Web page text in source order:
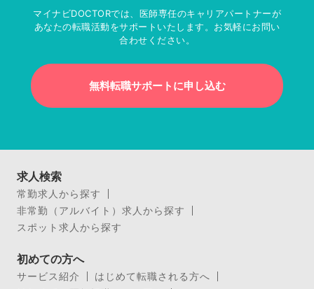
マイナビDOCTORでは、医師専任のキャリアパートナーが
あなたの転職活動をサポートいたします。お気軽にお問い
合わせください。
無料転職サポートに申し込む
求人検索
常勤求人から探す
非常勤（アルバイト）求人から探す
スポット求人から探す
初めての方へ
サービス紹介
はじめて転職される方へ